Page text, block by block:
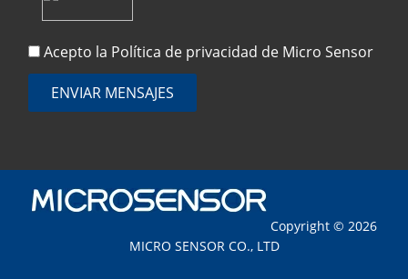
Acepto la Política de privacidad de Micro Sensor
ENVIAR MENSAJES
Copyright © 2026
MICRO SENSOR CO., LTD